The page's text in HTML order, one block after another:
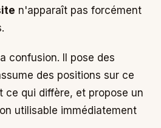
n'apparaît pas forcément
confusion. Il pose des
des positions sur ce
ce qui diffère, et propose un
utilisable immédiatement